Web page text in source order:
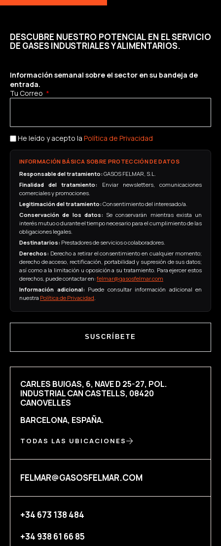
DESCUBRE NUESTRO POTENCIAL EN EL SERVICIO
DE GASES INDUSTRIALES Y ALIMENTARIOS.
Información semanal sobre el sector en su bandeja de
entrada.
Tu Correo
He leído y acepto la Política de Privacidad
INFORMACIÓN BÁSICA SOBRE PROTECCIÓN DE DATOS
Responsable del tratamiento:GASOS FELMAR, S.L.
Finalidad del tratamiento: Enviar newsletters, comunicaciones
comerciales y promociones.
Legitimación del tratamiento:Consentimiento del interesado/a.
Conservación de los datos:Se conservarán mientras exista un
interés mutuo o durante el tiempo necesario para el cumplimiento de las
obligaciones legales.
Destinatarios: Prestadores de servicios o colaboradores.
Derechos: Derecho a retirar el consentimiento en cualquier momento;
derecho de acceso, rectificación, portabilidad y supresión de sus datos;
así como a la limitación u oposición a su tratamiento. Para ejercer estos
derechos, puede contactar en:felmar@gasosfelmar.com
Información adicional:Puede consultar información adicional en
nuestra Política de Privacidad
SUSCRÍBETE
CARLES BUIGAS, 6, NAVE D 25-27, POL.
INDUSTRIAL CAN CASTELLS, 08420
CANOVELLES
BARCELONA, ESPAÑA.
TODAS LAS UBICACIONES
FELMAR@GASOSFELMAR.COM
+34 673 138 484
+34 938 61 66 85